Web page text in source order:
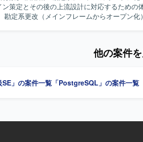
ワーク設定や、障害対応、バックアップお
きます。 【求める人物像】 非機能要件から設計、IaC実装、運用設計まで
完結できる自走力をお持ちの方を求めており
マネージドサービスへ適切に置き換える
。非機能要件定義から設計、IaC実装、運用
ーキテクトとしてのスキルを総合的に高めて
策定とその後の上流設計に対応するための体制
勘定系更改（メインフレームからオープン
計、基盤）ごとに作業を遂行していただきま
の仕様説明からQA対応、テスト作業（結合
【ポジションの魅力】 大規模な勘定系システムのメインフレームから
他の案件
SE」の案件一覧 「PostgreSQL」の案件一覧